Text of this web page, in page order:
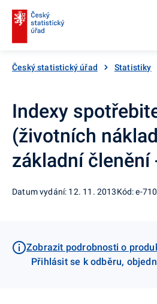
Český statistický úřad Statistiky
Indexy
(životních
základní členění
Datum vydání: 12. 11. 2013Kód: e-
Zobrazit podrobnosti o
Přihlásit se k odběru,